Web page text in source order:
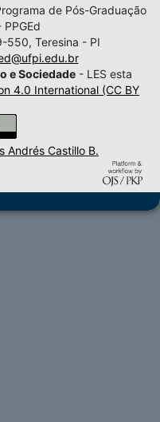
de Pós-Graduação
550, Teresina - PI
e Sociedade - LES esta
4.0 International (CC BY
Andrés Castillo B.